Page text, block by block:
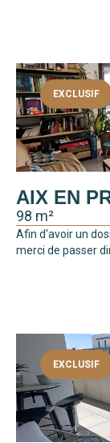
EXCLUSIF
AIX EN
98 m²
Afin d'avoir un
merci de passer
EXCLUSIF